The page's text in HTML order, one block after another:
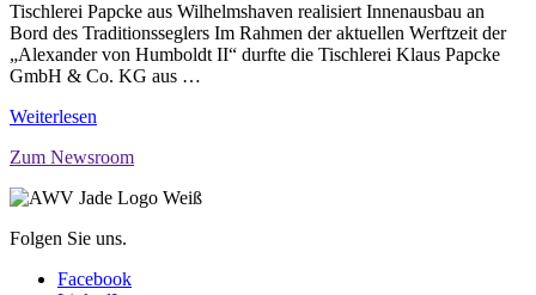
Tischlerei Papcke aus Wilhelmshaven realisiert Innenausbau an
Bord des Traditionsseglers Im Rahmen der aktuellen Werftzeit der
„Alexander von Humboldt II“ durfte die Tischlerei Klaus Papcke
GmbH & Co. KG aus …
Weiterlesen
Zum Newsroom
Folgen Sie uns.
Facebook